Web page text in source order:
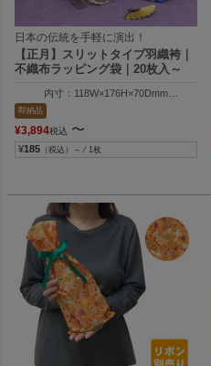
日本の伝統を手軽に演出！
【正月】スリットタイプ羽織袴｜
不織布ラッピング袋｜20枚入～
内寸：118W×176H×70Dmm
外寸：257W×210H×70Dmm
即納品
¥3,894税込 〜
¥185 （税込）～ ⁄ 1枚